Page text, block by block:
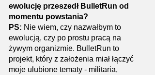
ewolucję przeszedł BulletRun od
momentu powstania?
PS: Nie wiem, czy nazwałbym to
ewolucją, czy po prostu pracą na
żywym organizmie. BulletRun to
projekt, który z założenia miał łączyć
moje ulubione tematy - militaria,